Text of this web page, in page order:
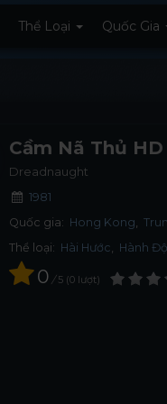
Thể Loại Quốc Gia
Cầm Nã Thủ HD
Dreadnaught
1981
Quốc gia: Hong Kong
Thể loại: Hài Hước, Hành
0 / 5 0 lượt